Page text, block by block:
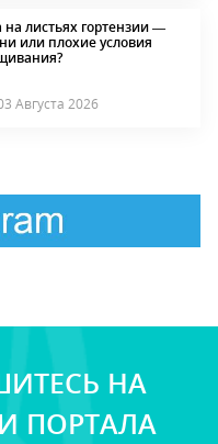
на листьях гортензии —
или плохие условия
Августа 2026
НА
ПОРТАЛА